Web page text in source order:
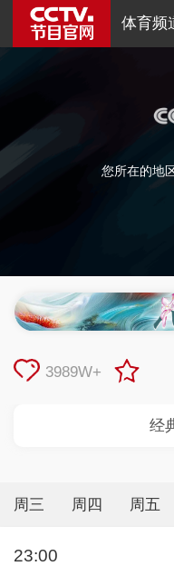
体育频
您所在的地
3989W+
周三 周四 周五
23:00